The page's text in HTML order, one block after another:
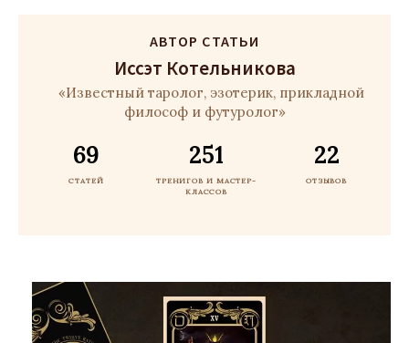
АВТОР СТАТЬИ
Иссэт Котельникова
«Известный таролог, эзотерик, прикладной
философ и футуролог»
69
СТАТЕЙ
251
ТРЕНИГОВ И МАСТЕР-
КЛАССОВ
22
ОТЗЫВОВ